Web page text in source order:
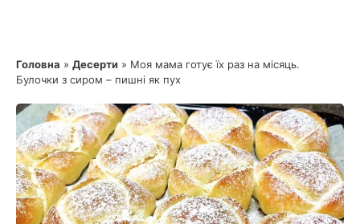
Головна » Десерти » Моя мама готує їх раз на місяць.
Булочки з сиром – пишні як пух